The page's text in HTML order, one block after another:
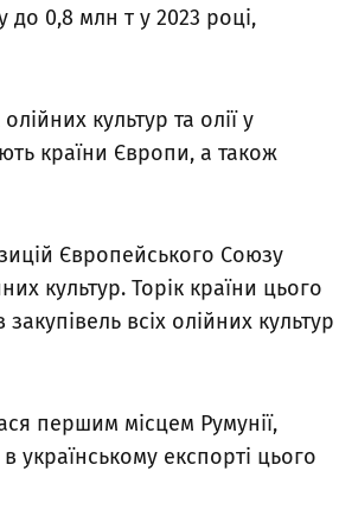
0,8 млн т у 2023 році,
культур та олії у
країни Європи, а також
Європейського Союзу
культур. Торік країни цього
всіх олійних культур
першим місцем Румунії,
українському експорті цього